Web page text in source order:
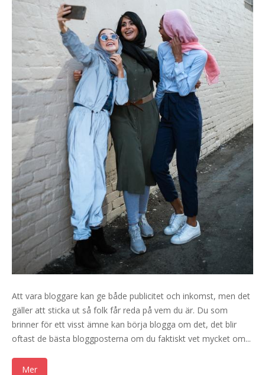
Att vara bloggare kan ge både publicitet och inkomst, men det
gäller att sticka ut så folk får reda på vem du är. Du som
brinner för ett visst ämne kan börja blogga om det, det blir
oftast de bästa bloggposterna om du faktiskt vet mycket om...